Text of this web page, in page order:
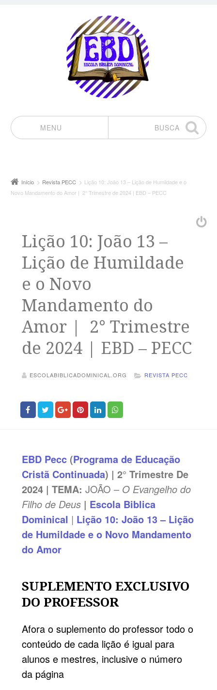
MENU
BUSCA
Início Revista PECC
Lição 10: João 13 – Lição de Humildade e o
Novo Mandamento do Amor | 2° Trimestre de 2024 | EBD – PECC
Lição 10: João 13 –
Lição de Humildade
e o Novo
Mandamento do
Amor | 2° Trimestre
de 2024 | EBD – PECC
ESCOLABIBLICADOMINICAL.ORG REVISTA PECC
EBD Pecc(Programa de Educação
Cristã Continuada) | 2° Trimestre De
2024 | TEMA: JOÃO – O Evangelho do
Filho de Deus | Escola Biblica
Dominical | Lição 10: João 13 – Lição
de Humildade e o Novo Mandamento
do Amor
SUPLEMENTO EXCLUSIVO
DO PROFESSOR
Afora o suplemento do professor todo o
conteúdo de cada lição é igual para
alunos e mestres, inclusive o número
da página